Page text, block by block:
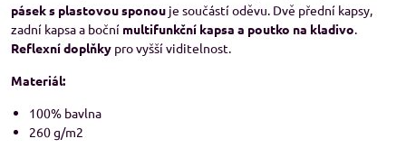
pásek s plastovou sponou je součástí oděvu. Dvě přední kapsy,
zadní kapsa a boční multifunkční kapsa a poutko na kladivo.
Reflexní doplňky pro vyšší viditelnost.
Materiál:
100% bavlna
260 g/m2